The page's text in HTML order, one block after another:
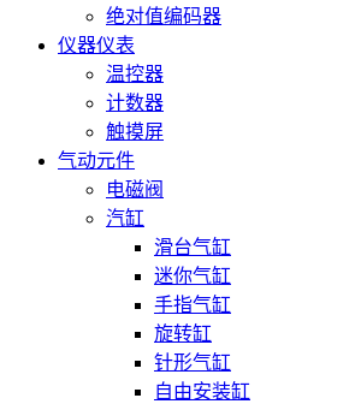
绝对值编码器
仪器仪表
温控器
计数器
触摸屏
气动元件
电磁阀
汽缸
滑台气缸
迷你气缸
手指气缸
旋转缸
针形气缸
自由安装缸